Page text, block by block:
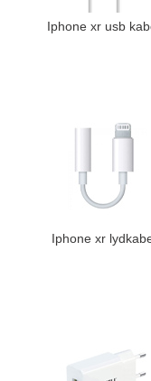
Iphone xr usb
Iphone xr